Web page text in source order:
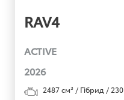
RAV4
ACTIVE
2026
2487см³ / Гібрид / 230